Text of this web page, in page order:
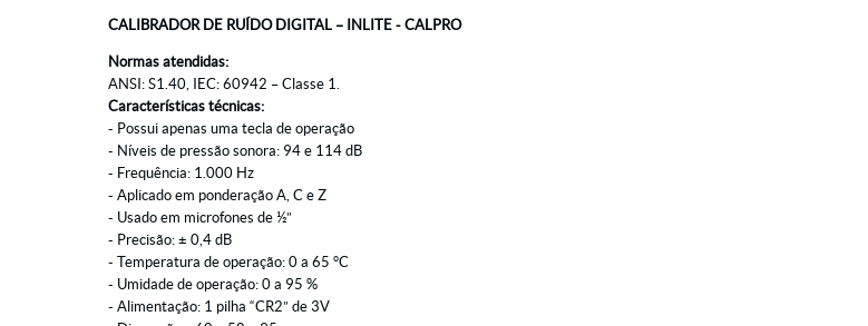
CALIBRADOR DE RUÍDO DIGITAL – INLITE - CALPRO
Normas atendidas:
ANSI: S1.40, IEC: 60942 – Classe 1.
Características técnicas:
- Possui apenas uma tecla de operação
- Níveis de pressão sonora: 94 e 114 dB
- Frequência: 1.000 Hz
- Aplicado em ponderação A, C e Z
- Usado em microfones de ½”
- Precisão: ± 0,4 dB
- Temperatura de operação: 0 a 65 °C
- Umidade de operação: 0 a 95 %
- Alimentação: 1 pilha “CR2” de 3V